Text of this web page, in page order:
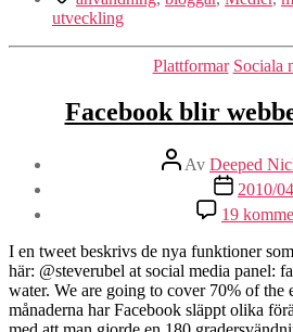
utveckling
Plattformar Sociala
Facebook blir
Inläggsförfattare
Av Deeped
2010/
19
I en tweet beskrivs de nya funktioner
här: @steverubel at social media panel:
water. We are going to cover 70% of the
månaderna har Facebook släppt olika